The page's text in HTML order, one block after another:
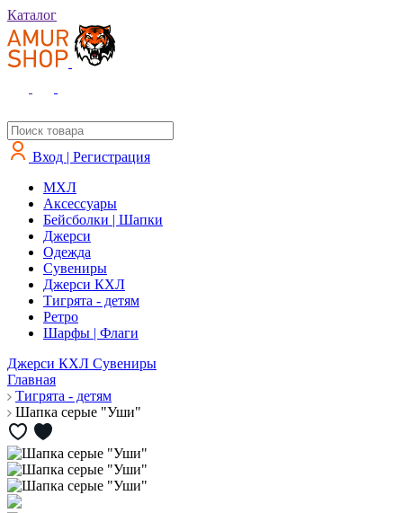
Каталог
Вход | Регистрация
MXЛ
Аксессуары
Бейсболки | Шапки
Джерси
Одежда
Сувениры
Джерси КХЛ
Тигрята - детям
Ретро
Шарфы | Флаги
Джерси КХЛ Сувениры
Главная
Тигрята - детям
Шапка серые "Уши"